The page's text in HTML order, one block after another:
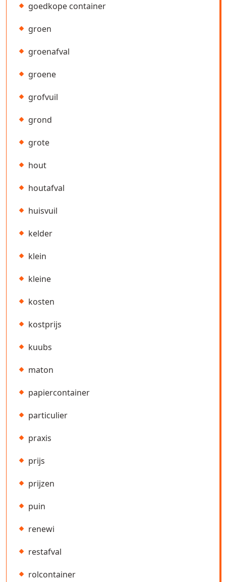
goedkope container
groen
groenafval
groene
grofvuil
grond
grote
hout
houtafval
huisvuil
kelder
klein
kleine
kosten
kostprijs
kuubs
maton
papiercontainer
particulier
praxis
prijs
prijzen
puin
renewi
restafval
rolcontainer